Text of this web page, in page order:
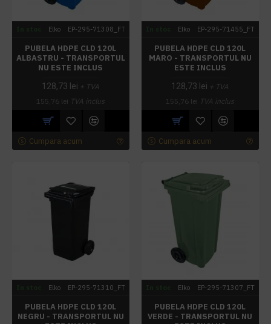
Elko EP-295-71308_FT
PUBELA HDPE CLD 120L
ALBASTRU - TRANSPORTUL
NU ESTE INCLUS
128,73 lei + TVA
155,76 lei TVA inclus
Cumpara acum
Elko EP-295-71455_FT
PUBELA HDPE CLD 120L
MARO - TRANSPORTUL NU
ESTE INCLUS
128,73 lei + TVA
155,76 lei TVA inclus
Cumpara acum
Elko EP-295-71310_FT
PUBELA HDPE CLD 120L
NEGRU - TRANSPORTUL NU
Elko EP-295-71307_FT
PUBELA HDPE CLD 120L
VERDE - TRANSPORTUL NU